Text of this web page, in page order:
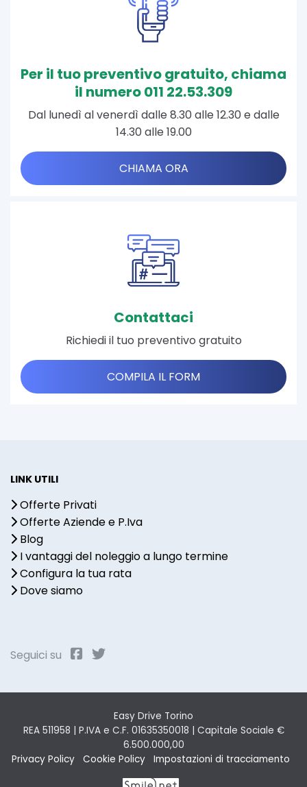
Per il tuo preventivo gratuito, chiama
il numero 011 22.53.309
Dal lunedì al venerdì dalle 8.30 alle 12.30 e dalle
14.30 alle 19.00
CHIAMA ORA
Contattaci
Richiedi il tuo preventivo gratuito
COMPILA IL FORM
LINK UTILI
Offerte Privati
Offerte Aziende e P.Iva
Blog
I vantaggi del noleggio a lungo termine
Configura la tua rata
Dove siamo
Seguici su
Easy Drive Torino
REA 511958 | P.IVA e C.F. 01635350018 | Capitale Sociale €
6.500.000,00
Privacy Policy
Cookie Policy Impostazioni di tracciamento